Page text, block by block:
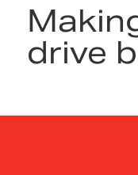
drive